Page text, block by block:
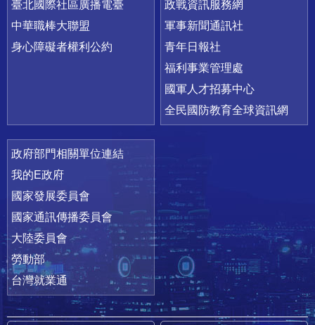
臺北國際社區廣播電臺
中華職棒大聯盟
身心障礙者權利公約
政戰資訊服務網
軍事新聞通訊社
青年日報社
福利事業管理處
國軍人才招募中心
全民國防教育全球資訊網
政府部門相關單位連結
我的E政府
國家發展委員會
國家通訊傳播委員會
大陸委員會
勞動部
台灣就業通